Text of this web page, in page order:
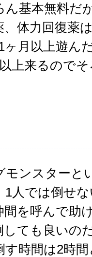
ん基本無料だ
体力回復薬
ヶ月以上遊ん
上来るので
モンスターと
1人では倒せ
間を呼んで助
しても良いの
す時間は2時